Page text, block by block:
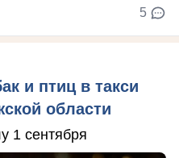
5
и птиц в такси
области
1 сентября